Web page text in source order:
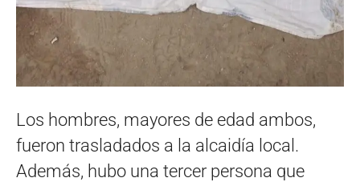
Los hombres, mayores de edad ambos,
fueron trasladados a la alcaidía local.
Además, hubo una tercer persona que